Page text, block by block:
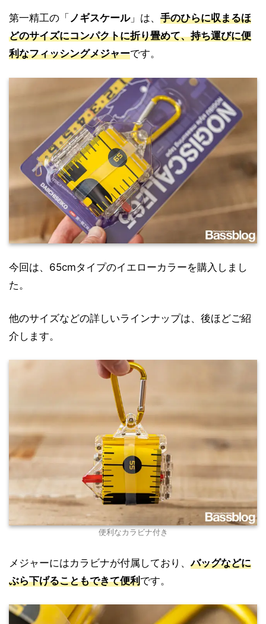
第一精工の「 ノギスケール」は、 手のひらに収まるほ
どのサイズにコンパクトに折り畳めて、持ち運びに便
利なフィッシングメジャーです。
今回は、65cmタイプのイエローカラーを購入しまし
た。
他のサイズなどの詳しいラインナップは、後ほどご紹
介します。
便利なカラビナ付き
メジャーにはカラビナが付属しており、バッグなどに
ぶら下げることもできて便利です。